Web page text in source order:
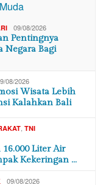
09/08/2026
Pentingnya
Negara Bagi
08/2026
Wisata Lebih
Kalahkan Bali
, TNI
Liter Air
Kekeringan …
09/08/2026